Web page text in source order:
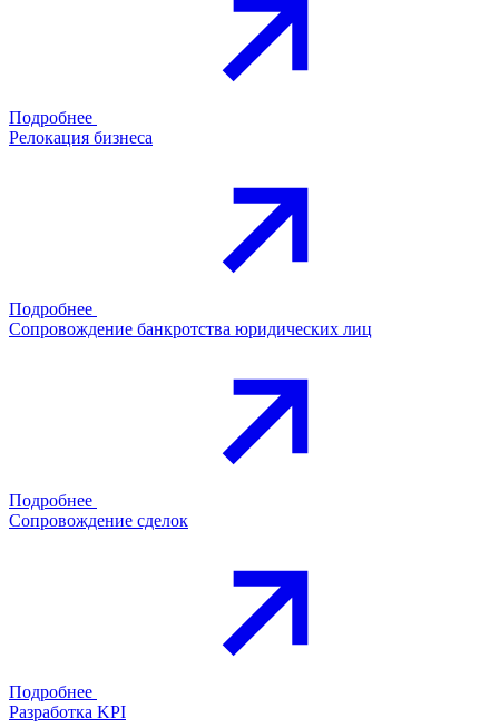
Подробнее
Релокация бизнеса
Подробнее
Сопровождение банкротства юридических лиц
Подробнее
Сопровождение сделок
Подробнее
Разработка KPI